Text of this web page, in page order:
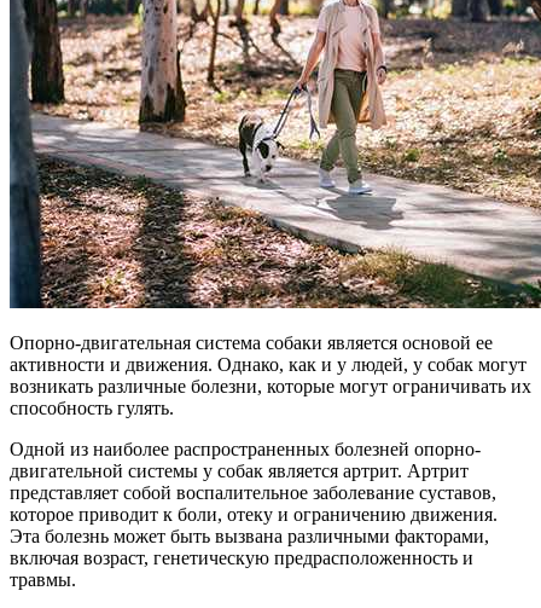
Опорно-двигательная система собаки является основой ее
активности и движения. Однако, как и у людей, у собак могут
возникать различные болезни, которые могут ограничивать их
способность гулять.
Одной из наиболее распространенных болезней опорно-
двигательной системы у собак является артрит. Артрит
представляет собой воспалительное заболевание суставов,
которое приводит к боли, отеку и ограничению движения.
Эта болезнь может быть вызвана различными факторами,
включая возраст, генетическую предрасположенность и
травмы.